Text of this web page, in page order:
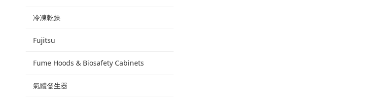
冷凍乾燥
Fujitsu
Fume Hoods & Biosafety Cabinets
氣體發生器